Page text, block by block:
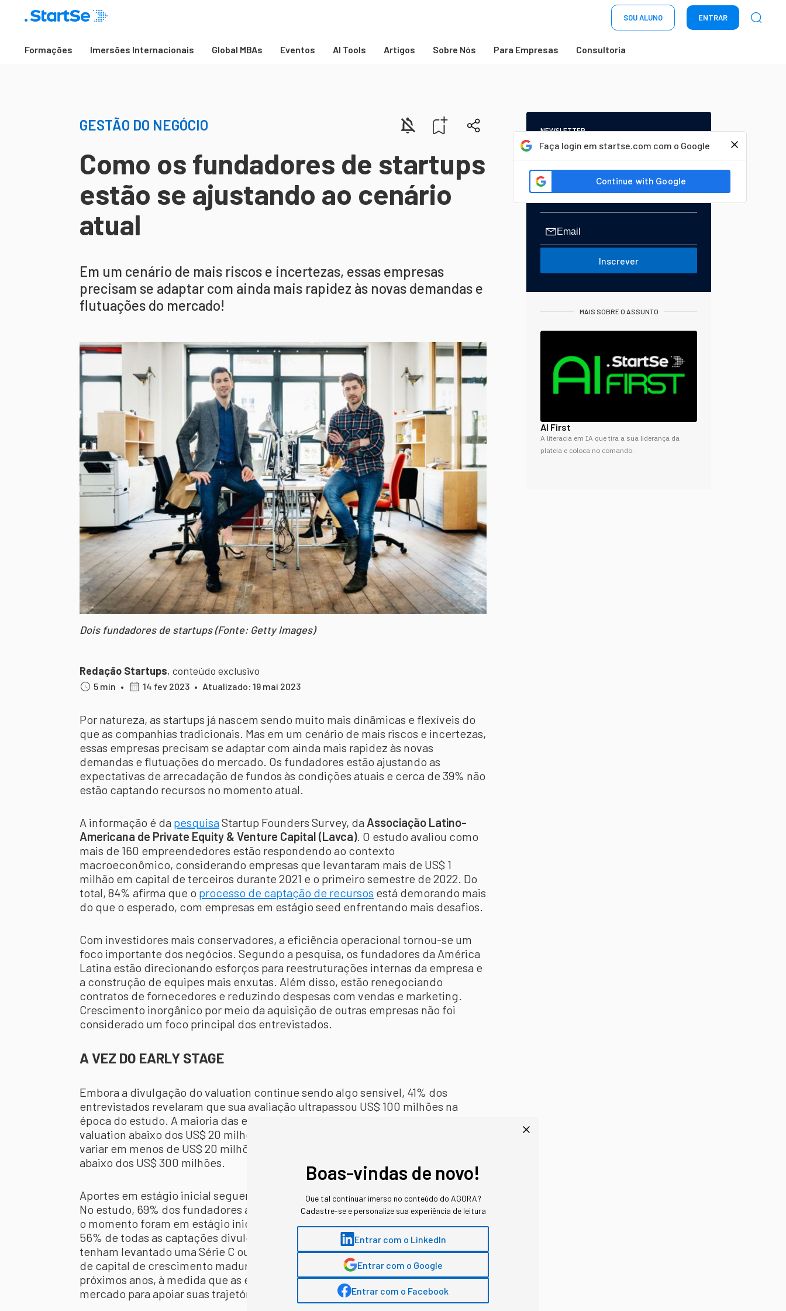
SOU ALUNO ENTRAR
Formações Imersões Internacionais Global MBAs Eventos AI Tools Artigos Sobre Nós Para Empresas Consultoria
Faça login em startse.com com o Google
GESTÃO DO NEGÓCIO
Como os fundadores de startups
estão se ajustando ao cenário
atual
Em um cenário de mais riscos e incertezas, essas empresas
precisam se adaptar com ainda mais rapidez às novas demandas e
flutuações do mercado!
Dois fundadores de startups (Fonte: Getty Images)
Redação Startups, conteúdo exclusivo
5 min • 14 fev 2023 • Atualizado: 19 mai 2023
Por natureza, as startups já nascem sendo muito mais dinâmicas e flexíveis do
que as companhias tradicionais. Mas em um cenário de mais riscos e incertezas,
essas empresas precisam se adaptar com ainda mais rapidez às novas
demandas e flutuações do mercado. Os fundadores estão ajustando as
expectativas de arrecadação de fundos às condições atuais e cerca de 39% não
estão captando recursos no momento atual.
A informação é da pesquisaStartup Founders Survey, da Associação Latino-
Americana de Private Equity & Venture Capital (Lavca). O estudo avaliou como
mais de 160 empreendedores estão respondendo ao contexto
macroeconômico, considerando empresas que levantaram mais de US$ 1
milhão em capital de terceiros durante 2021 e o primeiro semestre de 2022. Do
total, 84% afirma que o processo de captação de recursos está demorando mais
do que o esperado, com empresas em estágio seed enfrentando mais desafios.
Com investidores mais conservadores, a eficiência operacional tornou-se um
foco importante dos negócios. Segundo a pesquisa, os fundadores da América
Latina estão direcionando esforços para reestruturações internas da empresa e
a construção de equipes mais enxutas. Além disso, estão renegociando
contratos de fornecedores e reduzindo despesas com vendas e marketing.
Crescimento inorgânico por meio da aquisição de outras empresas não foi
considerado um foco principal dos entrevistados.
A VEZ DO EARLY STAGE
Embora a divulgação do valuation continue sendo algo sensível, 41% dos
entrevistados revelaram que sua avaliação ultrapassou US$ 100 milhões na
época do estudo. A maioria das empresas em estágio seed afirmou ter um
valuation abaixo dos US$ 20 milhões, enquanto startups early-stage disseram
variar em menos de US$ 20 milhões a mais de US$ 1 bilhão, com quase 80%
abaixo dos US$ 300 milhões.
Aportes em estágio inicial seguem liderando o capital de risco no continente.
No estudo, 69% dos fundadores afirmaram que os investimentos levantados até
o momento foram em estágio inicial, com rodadas seed e Série A representando
56% de todas as captações divulgadas. “Embora apenas 23% dos entrevistados
tenham levantado uma Série C ou além, o desenvolvimento de um ecossistema
de capital de crescimento maduro desempenhará um papel importante nos
próximos anos, à medida que as empresas em estágio inicial retornam ao
mercado para apoiar suas trajetórias de crescimento”, afirma a Lavca.
NEWSLETTER
Start Seu dia:
A Newsletter do AGORA!
Inscrever
MAIS SOBRE O ASSUNTO
AI First
A literacia em IA que tira a sua liderança da
plateia e coloca no comando.
Boas-vindas de novo!
Que tal continuar imerso no conteúdo do AGORA?
Cadastre-se e personalize sua experiência de leitura
Entrar com o LinkedIn
Entrar com o Google
Entrar com o Facebook